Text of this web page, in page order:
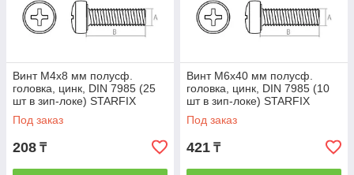
Винт М4х8 мм полусф.
головка, цинк, DIN 7985 (25
шт в зип-локе) STARFIX
(STARFIX) (SMZ1-52170-25)
Под заказ
208 ₸
Винт М6х40 мм полусф.
головка, цинк, DIN 7985 (10
шт в зип-локе) STARFIX
(STARFIX) (SMZ1-54202-10)
Под заказ
421 ₸